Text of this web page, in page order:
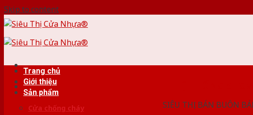
Skip to content
SIÊU THỊ BÁN BUÔN
Trang chủ
Giới thiệu
Sản phẩm
Cửa chống cháy